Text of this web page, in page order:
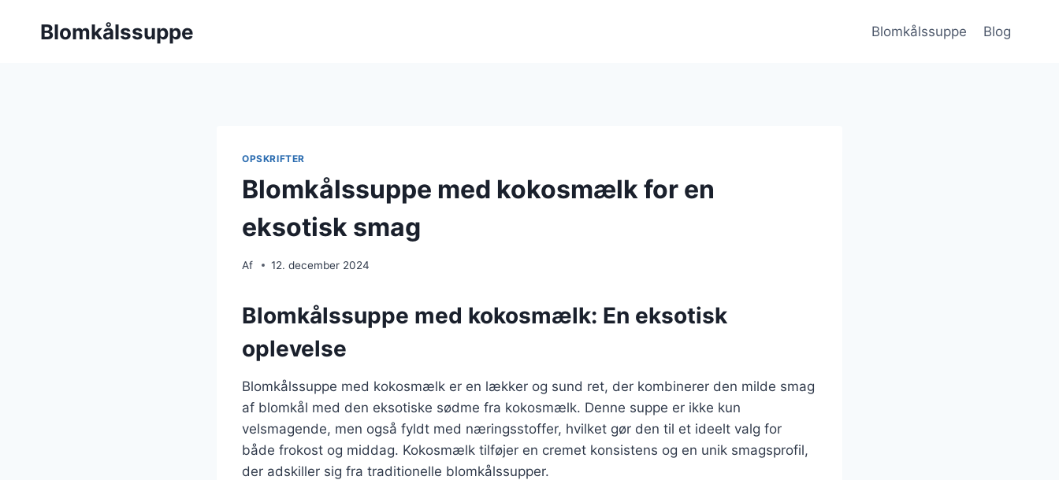
Blomkålssuppe Blomkålssuppe Blog
OPSKRIFTER
Blomkålssuppe med kokosmælk for en
eksotisk smag
Af 12. december 2024
Blomkålssuppe med kokosmælk: En eksotisk
oplevelse
Blomkålssuppe med kokosmælk er en lækker og sund ret, der kombinerer den milde smag
af blomkål med den eksotiske sødme fra kokosmælk. Denne suppe er ikke kun
velsmagende, men også fyldt med næringsstoffer, hvilket gør den til et ideelt valg for
både frokost og middag. Kokosmælk tilføjer en cremet konsistens og en unik smagsprofil,
der adskiller sig fra traditionelle blomkålssupper.